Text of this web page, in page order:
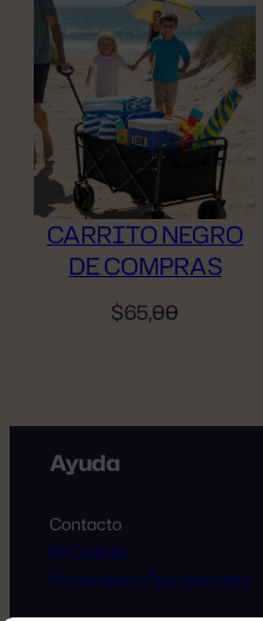
CARRITO NEGRO
DE COMPRAS
$65,00
Ayuda
Contacto
Mi Cuenta
Privacidad y Devoluciones